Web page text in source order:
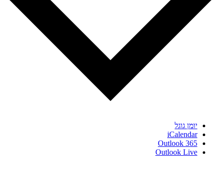
יומן גוגל
iCalendar
Outlook 365
Outlook Live